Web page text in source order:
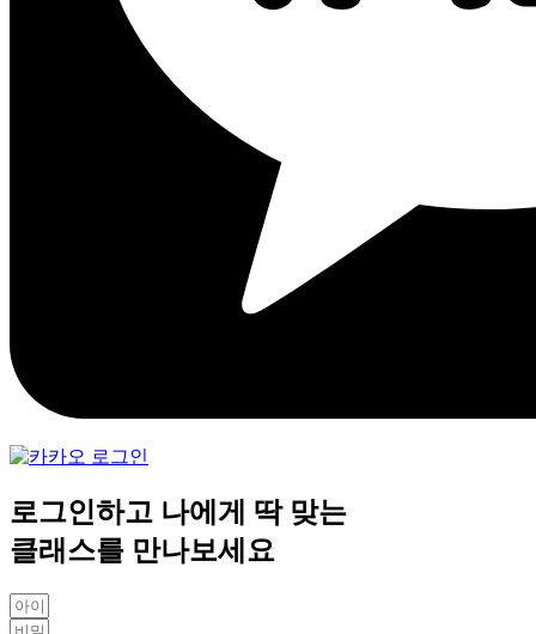
로그인하고 나에게 딱 맞는
클래스를 만나보세요